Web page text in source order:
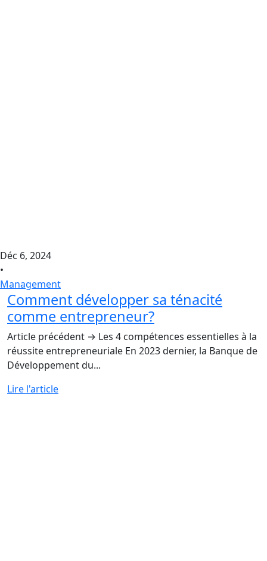
Déc 6, 2024
•
Management
Comment développer sa ténacité
comme entrepreneur?
Article précédent → Les 4 compétences essentielles à la
réussite entrepreneuriale En 2023 dernier, la Banque de
Développement du...
Lire l'article